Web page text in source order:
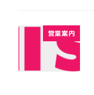
営業案内